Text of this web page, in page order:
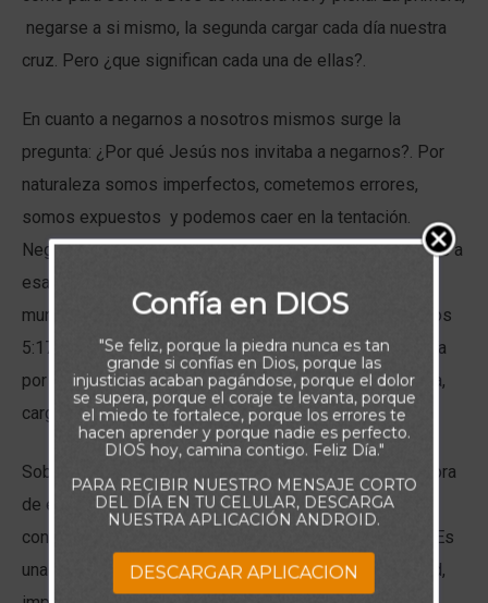
negarse a si mismo, la segunda cargar cada día nuestra
cruz. Pero ¿que significan cada una de ellas?.
En cuanto a negarnos a nosotros mismos surge la
pregunta: ¿Por qué Jesús nos invitaba a negarnos?. Por
naturaleza somos imperfectos, cometemos errores,
somos expuestos y podemos caer en la tentación.
Negarnos a nosotros mismos, implica, no vivir conforme a
esa lógica, no ser arrastrados por las corrientes del
mundo, sino vivir ahora como nueva creación (2 Corintios
5:17), como ejemplares hijos de Dios, luchando cada día
por transformarnos y alejarnos de aquella vieja persona,
cargada de vicios.
Sobre tomar nuestras cruz, Jesús, nos habló en metáfora
de esa misma lucha interna que libramos para
convertirnos en aquello que Dios espera de nosotros. Es
una batalla diaria que por su dureza, por su complejidad,
Confía en DIOS
"Se feliz, porque la piedra nunca es tan
grande si confías en Dios, porque las
injusticias acaban pagándose, porque el dolor
se supera, porque el coraje te levanta, porque
el miedo te fortalece, porque los errores te
hacen aprender y porque nadie es perfecto.
DIOS hoy, camina contigo. Feliz Día."
PARA RECIBIR NUESTRO MENSAJE CORTO
DEL DÍA EN TU CELULAR, DESCARGA
NUESTRA APLICACIÓN ANDROID.
DESCARGAR APLICACION